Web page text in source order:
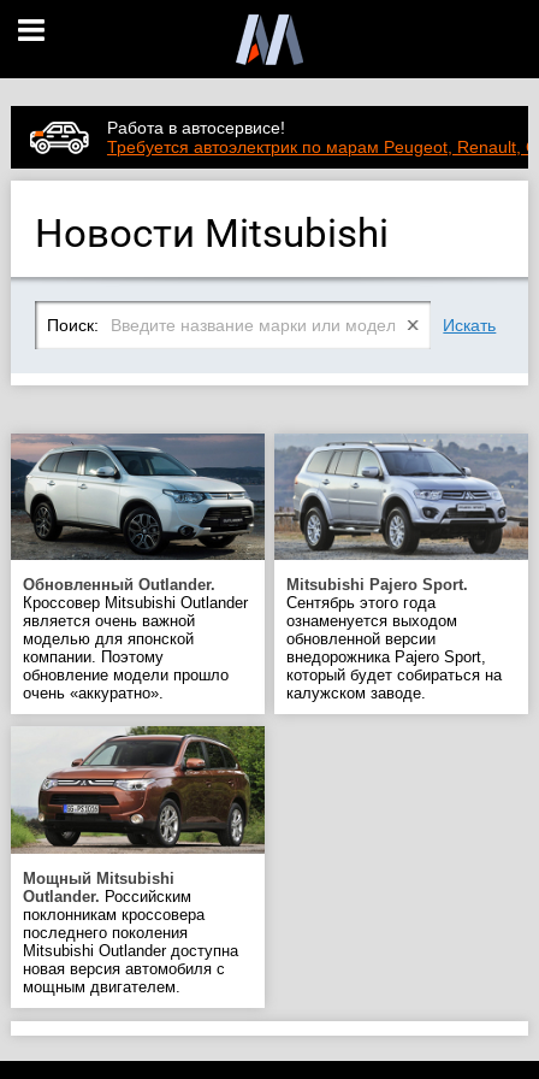
Работа в автосервисе!
Требуется автоэлектрик по марам Peugeot, Renault,
Новости Mitsubishi
Поиск: Искать
Обновленный Outlander.
Кроссовер Mitsubishi Outlander
является очень важной
моделью для японской
компании. Поэтому
обновление модели прошло
очень «аккуратно».
Mitsubishi Pajero Sport.
Сентябрь этого года
ознаменуется выходом
обновленной версии
внедорожника Pajero Sport,
который будет собираться на
калужском заводе.
Мощный Mitsubishi
Outlander. Российским
поклонникам кроссовера
последнего поколения
Mitsubishi Outlander доступна
новая версия автомобиля с
мощным двигателем.